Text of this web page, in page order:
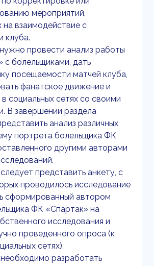
мероприятий,
на взаимодействие с
клуба.
провести анализ работы
с болельщиками, дать
посещаемости матчей клуба,
фанатское движение и
социальных сетях со своими
В завершении раздела
анализ различных
портрета болельщика ФК
другими авторами
представить анкету, с
проводилось исследование
сформированный автором
ФК «Спартак» на
исследования и
проведенного опроса (к
сетях).
разработать